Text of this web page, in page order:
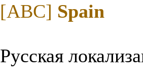
[ABC] Spain
Русская